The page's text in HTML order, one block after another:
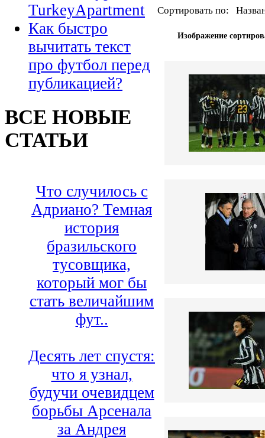
TurkeyApartment
Как быстро
вычитать текст
про футбол перед
публикацией?
ВСЕ НОВЫЕ
СТАТЬИ
Что случилось с
Адриано? Темная
история
бразильского
тусовщика,
который мог бы
стать величайшим
фут..
Десять лет спустя:
что я узнал,
будучи очевидцем
борьбы Арсенала
за Андрея
Сортировать по:
Изображение